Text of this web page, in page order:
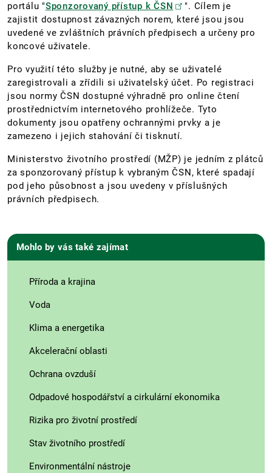
portálu "Sponzorovaný přístup k ČSN
". Cílem je
zajistit dostupnost závazných norem, které jsou jsou
uvedené ve zvláštních právních předpisech a určeny pro
koncové uživatele.
Pro využití této služby je nutné, aby se uživatelé
zaregistrovali a zřídili si uživatelský účet. Po registraci
jsou normy ČSN dostupné výhradně pro online čtení
prostřednictvím internetového prohlížeče. Tyto
dokumenty jsou opatřeny ochrannými prvky a je
zamezeno i jejich stahování či tisknutí.
Ministerstvo životního prostředí (MŽP) je jedním z plátců
za sponzorovaný přístup k vybraným ČSN, které spadají
pod jeho působnost a jsou uvedeny v příslušných
právních předpisech.
Mohlo by vás také zajímat
Příroda a krajina
Voda
Klima a energetika
Akcelerační oblasti
Ochrana ovzduší
Odpadové hospodářství a cirkulární ekonomika
Rizika pro životní prostředí
Stav životního prostředí
Environmentální nástroje